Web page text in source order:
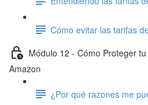
Cómo evitar las tarifas
Módulo 12 - Cómo Proteger
Amazon
¿Por qué razones me